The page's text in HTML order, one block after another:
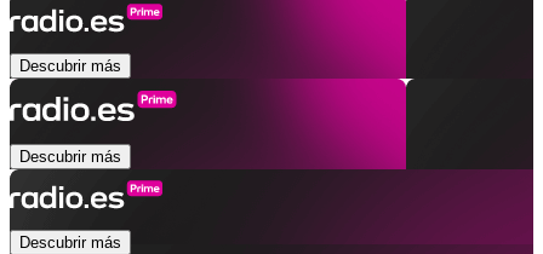
Descubrir más
Descubrir más
Descubrir más